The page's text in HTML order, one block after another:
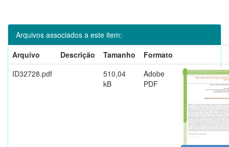
Arquivos associados a este item:
Arquivo
Descrição Tamanho
Formato
ID32728.pdf
510,04
kB
Adobe
PDF